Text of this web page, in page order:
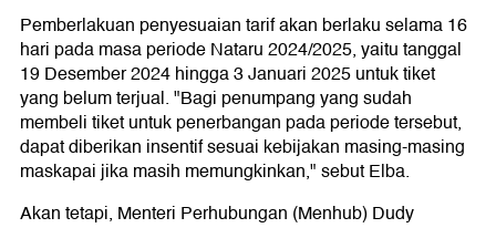
Pemberlakuan penyesuaian tarif akan berlaku selama 16
hari pada masa periode Nataru 2024/2025, yaitu tanggal
19 Desember 2024 hingga 3 Januari 2025 untuk tiket
yang belum terjual. "Bagi penumpang yang sudah
membeli tiket untuk penerbangan pada periode tersebut,
dapat diberikan insentif sesuai kebijakan masing-masing
maskapai jika masih memungkinkan," sebut Elba.
Akan tetapi, Menteri Perhubungan (Menhub) Dudy